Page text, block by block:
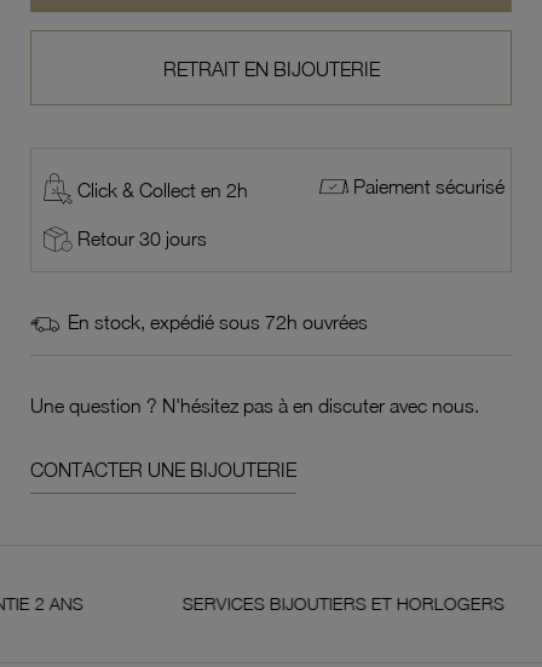
RETRAIT EN BIJOUTERIE
Click & Collect en 2h Paiement sécurisé
Retour 30 jours
En stock, expédié sous 72h ouvrées
Une question ? N'hésitez pas à en discuter avec nous.
CONTACTER UNE BIJOUTERIE
SERVICES BIJOUTIERS ET HORLOGERS